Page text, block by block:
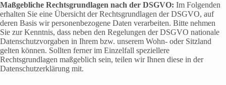
Maßgebliche Rechtsgrundlagen nach der DSGVO: Im Folgenden
erhalten Sie eine Übersicht der Rechtsgrundlagen der DSGVO, auf
deren Basis wir personenbezogene Daten verarbeiten. Bitte nehmen
Sie zur Kenntnis, dass neben den Regelungen der DSGVO nationale
Datenschutzvorgaben in Ihrem bzw. unserem Wohn- oder Sitzland
gelten können. Sollten ferner im Einzelfall speziellere
Rechtsgrundlagen maßgeblich sein, teilen wir Ihnen diese in der
Datenschutzerklärung mit.